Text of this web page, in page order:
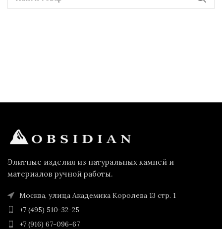
Элитные изделия из натуральных камней и
материалов ручной работы.
Москва, улица Академика Королева 13 стр. 1
+7 (495) 510-32-25
+7 (916) 67-096-67